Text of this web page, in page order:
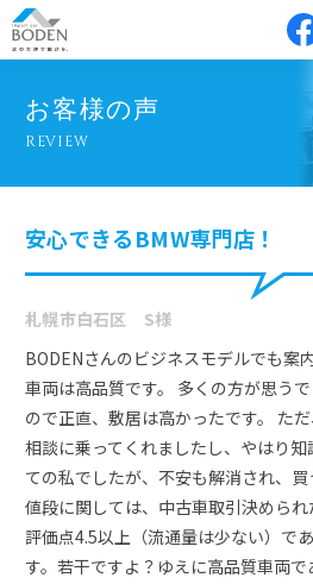
お客様の声
REVIEW
安心できるBMW専門店！
札幌市白石区 S様
BODENさんのビジネスモデルでも案
車両は高品質です。 多くの方が思う
ので正直、敷居は高かったです。 た
相談に乗ってくれましたし、やはり
ての私でしたが、不安も解消され、
値段に関しては、中古車取引決められ
評価点4.5以上（流通量は少ない）で
す。若干ですよ？ゆえに高品質車両